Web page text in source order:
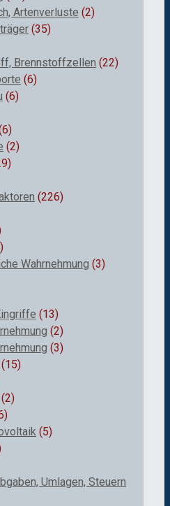
Artenverluste (2)
(35)
Brennstoffzellen (22)
(6)
(6)
(2)
(226)
Wahrnehmung (3)
(13)
(2)
(3)
(15)
(2)
(5)
Umlagen, Steuern